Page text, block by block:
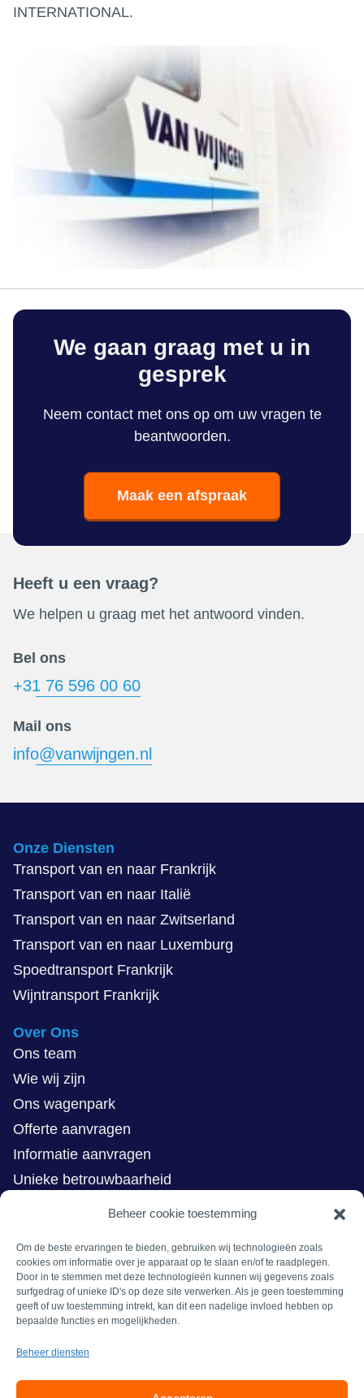
Beheer cookie toestemming
Om de beste ervaringen te bieden, gebruiken wij technologieën zoals
cookies om informatie over je apparaat op te slaan en/of te raadplegen.
Door in te stemmen met deze technologieën kunnen wij gegevens zoals
surfgedrag of unieke ID's op deze site verwerken. Als je geen toestemming
geeft of uw toestemming intrekt, kan dit een nadelige invloed hebben op
bepaalde functies en mogelijkheden.
Beheer diensten
INTERNATIONAL.
We gaan graag met u in
gesprek
Neem contact met ons op om uw vragen te
beantwoorden.
Maak een afspraak
Heeft u een vraag?
We helpen u graag met het antwoord vinden.
Bel ons
+31 76 596 00 60
Mail ons
info@vanwijngen.nl
Onze Diensten
Transport van en naar Frankrijk
Transport van en naar Italië
Transport van en naar Zwitserland
Transport van en naar Luxemburg
Spoedtransport Frankrijk
Wijntransport Frankrijk
Over Ons
Ons team
Wie wij zijn
Ons wagenpark
Offerte aanvragen
Informatie aanvragen
Unieke betrouwbaarheid
Contact
Hier kunt u ons vinden
Hazeldonk 6467